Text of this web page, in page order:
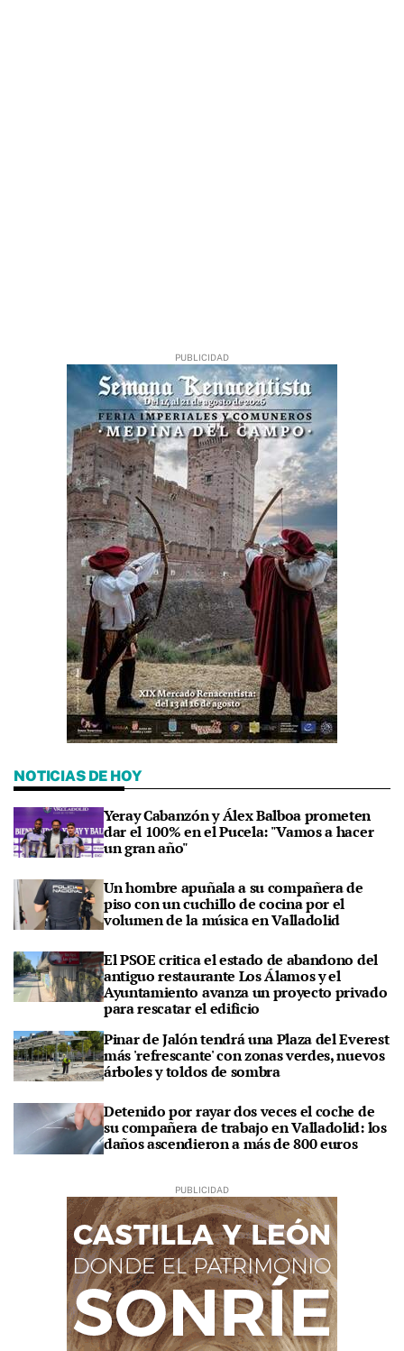
NOTICIAS DE HOY
Yeray Cabanzón y Álex Balboa prometen
dar el 100% en el Pucela: "Vamos a hacer
un gran año"
Un hombre apuñala a su compañera de
piso con un cuchillo de cocina por el
volumen de la música en Valladolid
El PSOE critica el estado de abandono del
antiguo restaurante Los Álamos y el
Ayuntamiento avanza un proyecto privado
para rescatar el edificio
Pinar de Jalón tendrá una Plaza del Everest
más 'refrescante' con zonas verdes, nuevos
árboles y toldos de sombra
Detenido por rayar dos veces el coche de
su compañera de trabajo en Valladolid: los
daños ascendieron a más de 800 euros